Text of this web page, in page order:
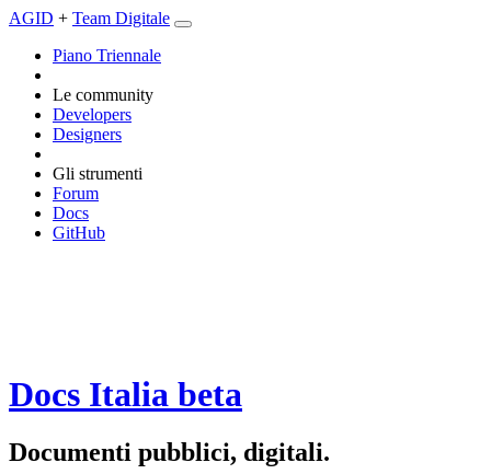
AGID + Team Digitale
Piano Triennale
Le community
Developers
Designers
Gli strumenti
Forum
Docs
GitHub
Docs Italia beta
Documenti pubblici, digitali.